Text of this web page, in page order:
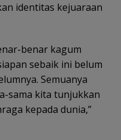
identitas kejuaraan
benar kagum
sebaik ini belum
Semuanya
sama kita tunjukkan
kepada dunia,”